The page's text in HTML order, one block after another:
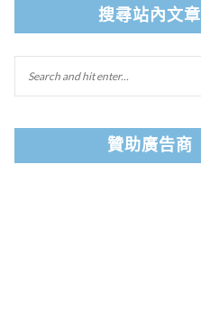
搜尋站內文章
贊助廣告商